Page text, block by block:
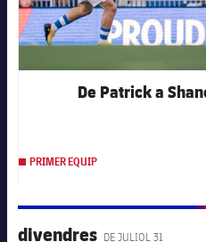
De Patrick a
PRIMER EQUIP
divendres DE JULIOL 31